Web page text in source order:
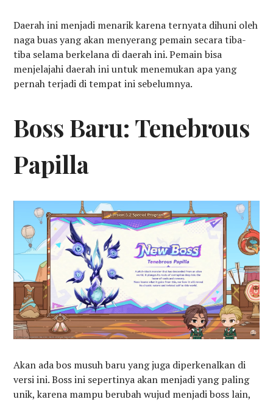
Daerah ini menjadi menarik karena ternyata dihuni oleh
naga buas yang akan menyerang pemain secara tiba-
tiba selama berkelana di daerah ini. Pemain bisa
menjelajahi daerah ini untuk menemukan apa yang
pernah terjadi di tempat ini sebelumnya.
Boss Baru: Tenebrous
Papilla
Akan ada bos musuh baru yang juga diperkenalkan di
versi ini. Boss ini sepertinya akan menjadi yang paling
unik, karena mampu berubah wujud menjadi boss lain,